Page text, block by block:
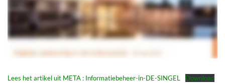
Lees het artikel uit META : Informatiebeheer-in-DE-SINGEL
Download